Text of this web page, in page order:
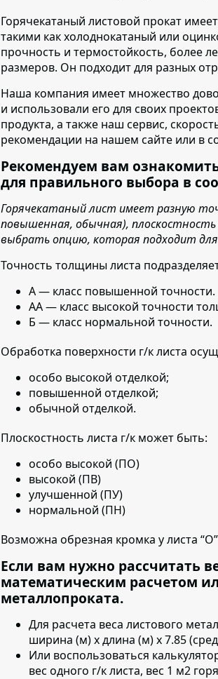
Горячекатаный листовой прокат
такими как холоднокатаный или
прочность и термостойкость, более
размеров. Он подходит для разных
Наша компания имеет множество
и использовали его для своих
продукта, а также наш сервис,
рекомендации на нашем сайте или в
Рекомендуем вам
для правильного выбора в
Горячекатаный лист имеет разную
повышенная, обычная),
выбрать опцию, которая подходит
Точность толщины листа
А — класс повышенной точности.
АА — класс высокой точности
Б — класс нормальной точности.
Обработка поверхности г/к листа
особо высокой отделкой;
повышенной отделкой;
обычной отделкой.
Плоскостность листа г/к может быть:
особо высокой (ПО)
высокой (ПВ)
улучшенной (ПУ)
нормальной (ПН)
Возможна обрезная кромка у листа
Если вам нужно рассчитать
математическим расчетом
металлопроката.
Для расчета веса листового
ширина (м) х длина (м) х 7.85
Или воспользоваться
вес одного г/к листа, вес 1 м2